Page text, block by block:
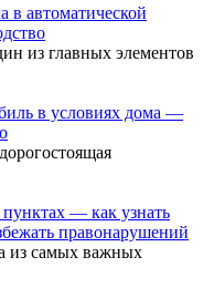
в автоматической
из главных элементов
в условиях дома —
— как узнать
правонарушений
из самых важных